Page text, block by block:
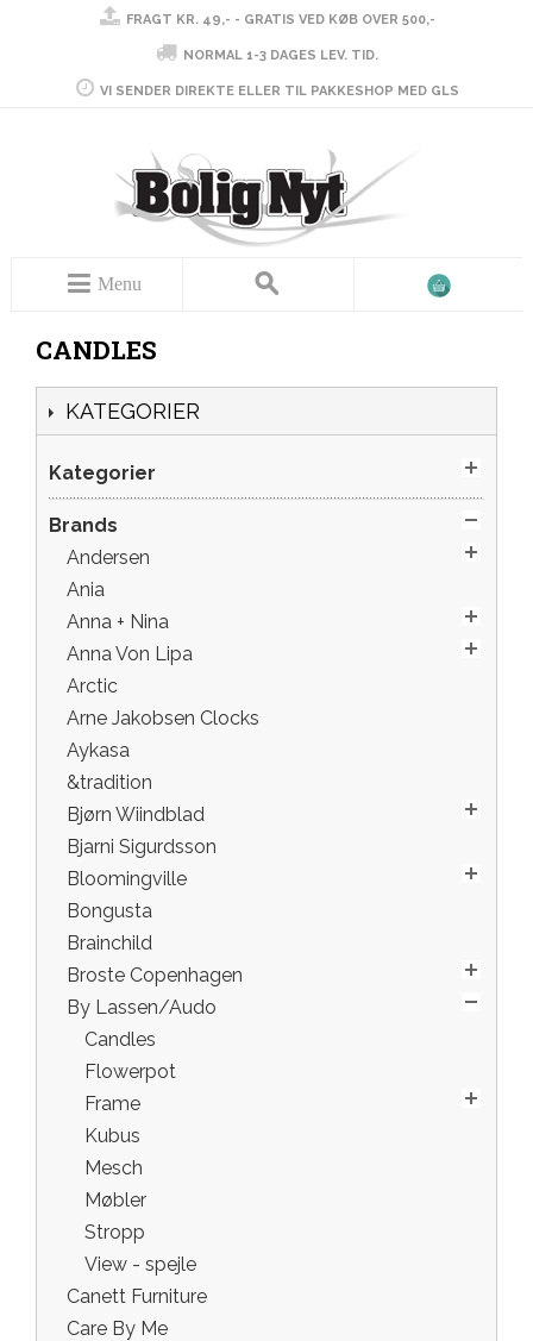
FRAGT KR. 49,- - GRATIS VED KØB OVER 500,-
NORMAL 1-3 DAGES LEV. TID.
VI SENDER DIREKTE ELLER TIL PAKKESHOP MED GLS
Menu
CANDLES
KATEGORIER
Kategorier
Brands
Andersen
Ania
Anna + Nina
Anna Von Lipa
Arctic
Arne Jakobsen Clocks
Aykasa
&tradition
Bjørn Wiindblad
Bjarni Sigurdsson
Bloomingville
Bongusta
Brainchild
Broste Copenhagen
By Lassen/Audo
Candles
Flowerpot
Frame
Kubus
Mesch
Møbler
Stropp
View - spejle
Canett Furniture
Care By Me